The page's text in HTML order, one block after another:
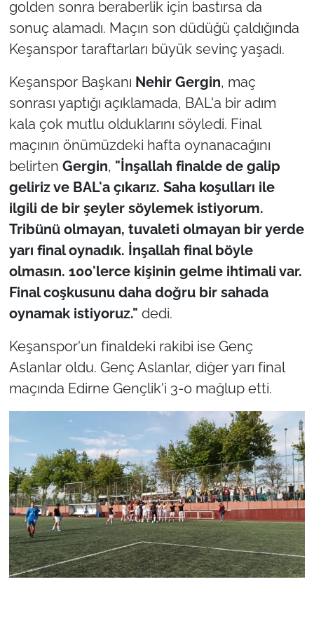
golden sonra beraberlik için bastırsa da
sonuç alamadı. Maçın son düdüğü çaldığında
Keşanspor taraftarları büyük sevinç yaşadı.
Keşanspor Başkanı Nehir Gergin, maç
sonrası yaptığı açıklamada, BAL'a bir adım
kala çok mutlu olduklarını söyledi. Final
maçının önümüzdeki hafta oynanacağını
belirten Gergin, "İnşallah finalde de galip
geliriz ve BAL'a çıkarız. Saha koşulları ile
ilgili de bir şeyler söylemek istiyorum.
Tribünü olmayan, tuvaleti olmayan bir yerde
yarı final oynadık. İnşallah final böyle
olmasın. 100'lerce kişinin gelme ihtimali var.
Final coşkusunu daha doğru bir sahada
oynamak istiyoruz." dedi.
Keşanspor'un finaldeki rakibi ise Genç
Aslanlar oldu. Genç Aslanlar, diğer yarı final
maçında Edirne Gençlik'i 3-0 mağlup etti.
İş Dünyası
Bilim Teknoloji
English News
Canlı Maç
Finans
Genel-A
Gündem-Eğitim